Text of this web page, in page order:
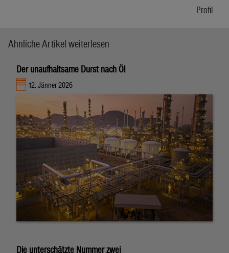
Profil
Ähnliche Artikel weiterlesen
Der unaufhaltsame Durst nach Öl
12. Jänner 2026
Die unterschätzte Nummer zwei